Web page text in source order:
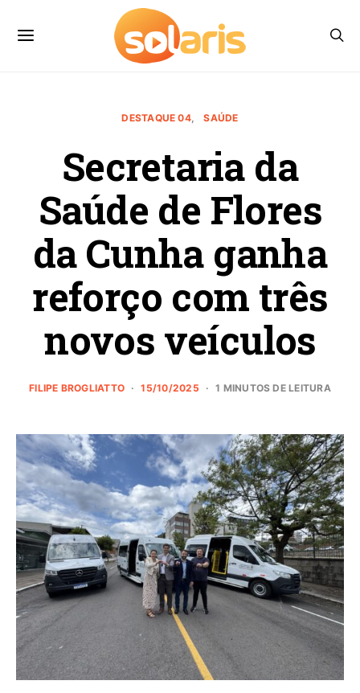
DESTAQUE 04 SAÚDE
Secretaria da
Saúde de Flores
da Cunha ganha
reforço com três
novos veículos
FILIPE BROGLIATTO 15/10/2025 1 MINUTOS DE LEITURA